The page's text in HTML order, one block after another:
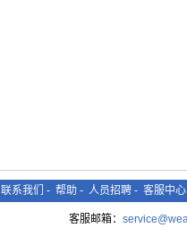
联系我们 - 帮助 - 人员招聘 - 客服中心
客服邮箱：